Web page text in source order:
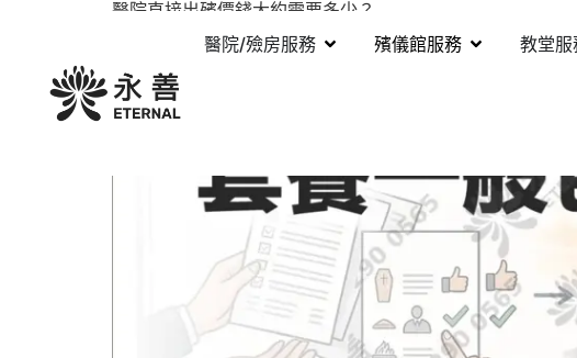
醫院/殮房服務 殯儀館服務 教堂服
醫院直接出殯價錢大約需要多少？